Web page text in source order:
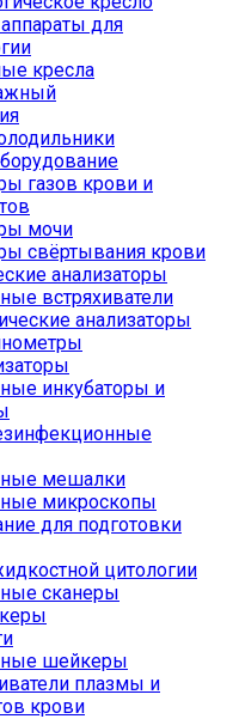
для
кресла
газов крови и
мочи
свёртывания крови
анализаторы
встряхиватели
анализаторы
инкубаторы и
мешалки
микроскопы
для подготовки
цитологии
сканеры
шейкеры
плазмы и
крови